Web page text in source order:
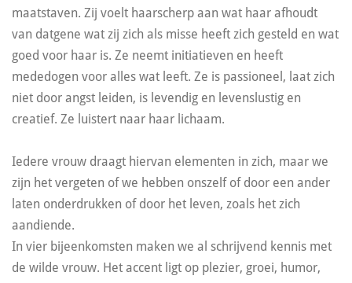
maatstaven. Zij voelt haarscherp aan wat haar afhoudt
van datgene wat zij zich als misse heeft zich gesteld en wat
goed voor haar is. Ze neemt initiatieven en heeft
mededogen voor alles wat leeft. Ze is passioneel, laat zich
niet door angst leiden, is levendig en levenslustig en
creatief. Ze luistert naar haar lichaam.
Iedere vrouw draagt hiervan elementen in zich, maar we
zijn het vergeten of we hebben onszelf of door een ander
laten onderdrukken of door het leven, zoals het zich
aandiende.
In vier bijeenkomsten maken we al schrijvend kennis met
de wilde vrouw. Het accent ligt op plezier, groei, humor,